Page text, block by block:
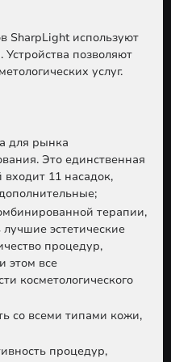
SharpLight используют
позволяют
услуг.
для рынка
Это единственная
входит 11 насадок,
терапии,
лучшие эстетические
процедур,
этом все
косметологического
со всеми типами кожи,
процедур,